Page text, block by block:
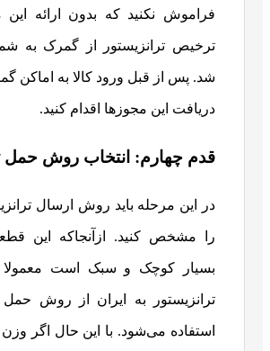
فراموش نکنید که بدون ارائه این
ترخیص ترانزیستور از گمرک به
شد. پس از قبل ورود کالا به اماکن
دریافت این مجوزها اقدام کنید.
قدم چهارم: انتخاب روش حمل
در این مرحله باید روش ارسال
را مشخص کنید. ازآنجاکه این
بسیار کوچک و سبک است معمولا
ترانزیستور به ایران از روش
استفاده می‌شود. با این ‌حال اگر